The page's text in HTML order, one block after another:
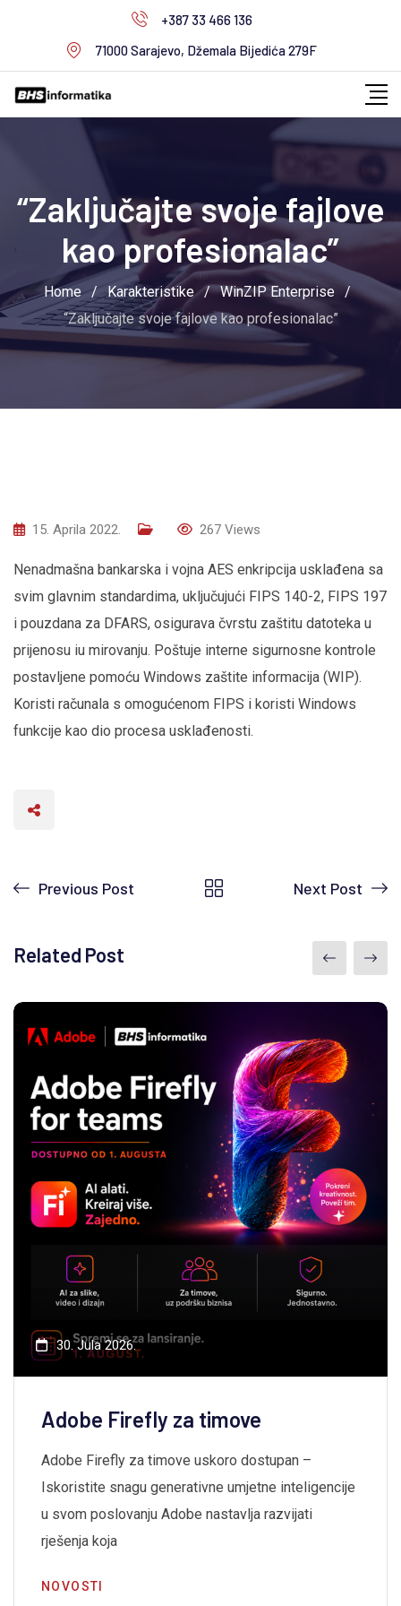
+387 33 466 136
71000 Sarajevo, Džemala Bijedića 279F
“Zaključajte svoje fajlove
kao profesionalac”
Home / Karakteristike / WinZIP Enterprise /
“Zaključajte svoje fajlove kao profesionalac”
15. Aprila 2022. 267 Views
Nenadmašna bankarska i vojna AES enkripcija usklađena sa
svim glavnim standardima, uključujući FIPS 140-2, FIPS 197
i pouzdana za DFARS, osigurava čvrstu zaštitu datoteka u
prijenosu iu mirovanju. Poštuje interne sigurnosne kontrole
postavljene pomoću Windows zaštite informacija (WIP).
Koristi računala s omogućenom FIPS i koristi Windows
funkcije kao dio procesa usklađenosti.
Previous Post Next Post
Related Post
30. Jula 2026.
Adobe Firefly za timove
Adobe Firefly za timove uskoro dostupan –
Iskoristite snagu generativne umjetne inteligencije
u svom poslovanju Adobe nastavlja razvijati
rješenja koja
NOVOSTI